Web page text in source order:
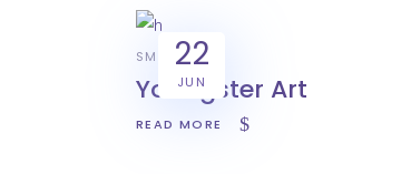
22
JUN
SMART
Youngster Art
READ MORE